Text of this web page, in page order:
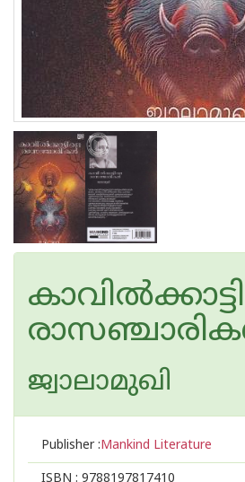
ജ്വാലാമുഖി
Publisher :Mankind Literature
ISBN : 9788197817410